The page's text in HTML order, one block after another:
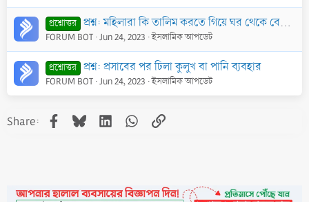
প্রশ্নোত্তর প্রশ্ন: মহিলারা কি তালিম করতে গিয়ে ঘর থেকে বের হতে পারবে ? তারা কিভাবে দ্বীন প্রচার করবে ?
FORUM BOT Jun 24, 2023 ইসলামিক আপডেট
প্রশ্নোত্তর প্রশ্ন: প্রসাবের পর ঢিলা কুলুখ বা পানি ব্যবহার
FORUM BOT Jun 24, 2023 ইসলামিক আপডেট
Share: Facebook
BlueskyLinkedInWhatsApp
Link